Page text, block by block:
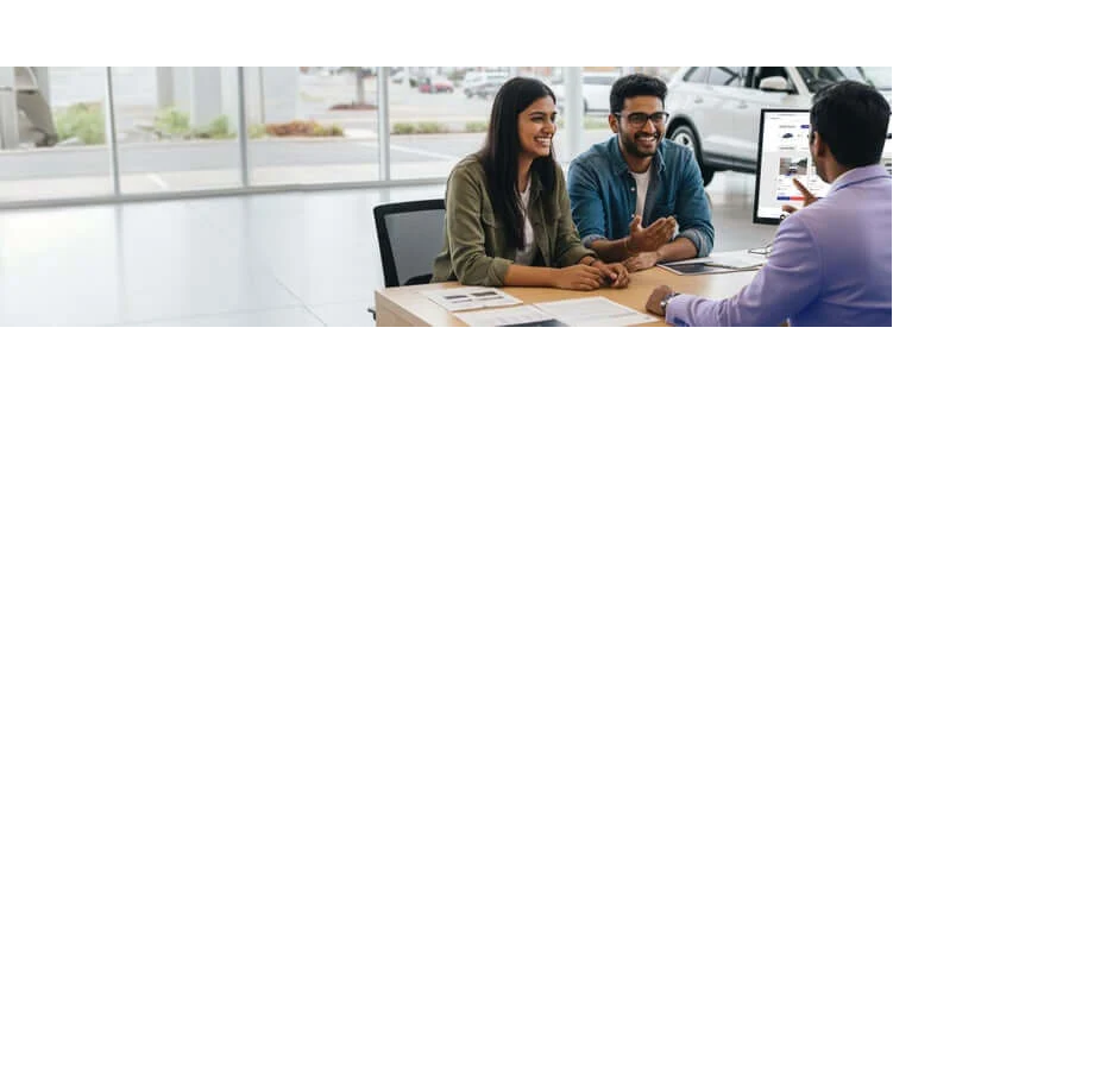
/fragments/plp-details